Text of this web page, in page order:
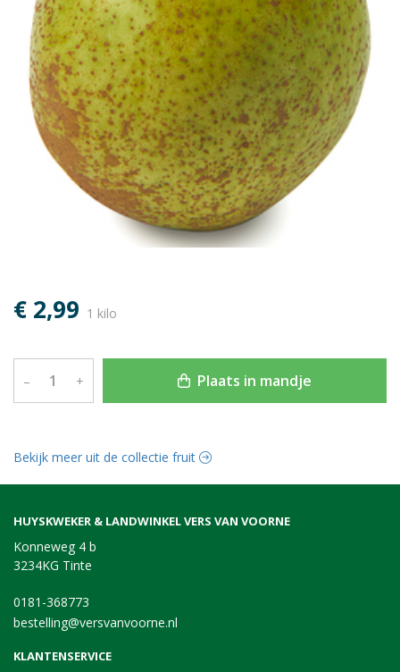
€ 2,99 1 kilo
– + Plaats in mandje
Bekijk meer uit de collectie fruit
HUYSKWEKER & LANDWINKEL VERS VAN VOORNE
Konneweg 4 b
3234KG Tinte
0181-368773
bestelling@versvanvoorne.nl
KLANTENSERVICE